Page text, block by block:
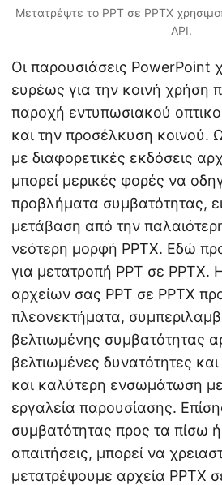
Μετατρέψτε το PPT σε PPTX
API.
Οι παρουσιάσεις PowerPoint
ευρέως για την κοινή χρήση
παροχή εντυπωσιακού
και την προσέλκυση κοινού.
με διαφορετικές εκδόσεις
μπορεί μερικές φορές να
προβλήματα συμβατότητας,
μετάβαση από την
νεότερη μορφή PPTX. Εδώ
για μετατροπή PPT σε PPTX.
αρχείων σας PPT σε PPTX
πλεονεκτήματα,
βελτιωμένης συμβατότητας
βελτιωμένες δυνατότητες και
και καλύτερη ενσωμάτωση
εργαλεία παρουσίασης.
συμβατότητας προς τα πίσω
απαιτήσεις, μπορεί να
μετατρέψουμε αρχεία PPTX